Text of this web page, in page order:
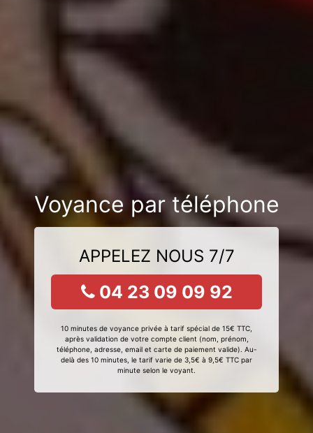
Voyance par téléphone
APPELEZ NOUS 7/7
04 23 09 09 92
10 minutes de voyance privée à tarif spécial de 15€ TTC,
après validation de votre compte client (nom, prénom,
téléphone, adresse, email et carte de paiement valide). Au-
delà des 10 minutes, le tarif varie de 3,5€ à 9,5€ TTC par
minute selon le voyant.